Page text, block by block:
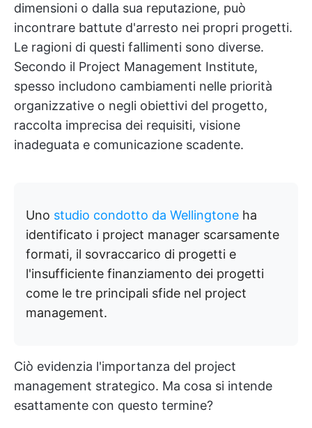
dimensioni o dalla sua reputazione, può
incontrare battute d'arresto nei propri progetti.
Le ragioni di questi fallimenti sono diverse.
Secondo il Project Management Institute,
spesso includono cambiamenti nelle priorità
organizzative o negli obiettivi del progetto,
raccolta imprecisa dei requisiti, visione
inadeguata e comunicazione scadente.
Uno studio condotto da Wellingtone ha
identificato i project manager scarsamente
formati, il sovraccarico di progetti e
l'insufficiente finanziamento dei progetti
come le tre principali sfide nel project
management.
Ciò evidenzia l'importanza del project
management strategico. Ma cosa si intende
esattamente con questo termine?